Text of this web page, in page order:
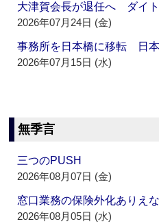
大津賀会長が退任へ ダイト
2026年07月24日 (金)
事務所を日本橋に移転 日
2026年07月15日 (水)
無季言
三つのPUSH
2026年08月07日 (金)
窓口業務の保険外化ありえ
2026年08月05日 (水)